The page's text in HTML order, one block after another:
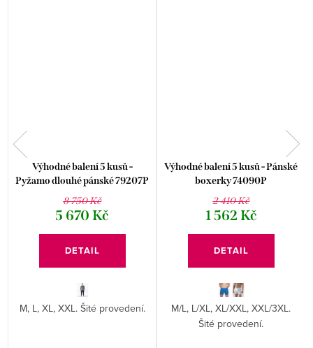
Výhodné balení 5 kusů -
Pyžamo dlouhé pánské 79207P
8 750 Kč
5 670 Kč
DETAIL
M, L, XL, XXL. Šité provedení.
Výhodné balení 5 kusů - Pánské
boxerky 74090P
2 410 Kč
1 562 Kč
DETAIL
M/L, L/XL, XL/XXL, XXL/3XL.
Šité provedení.